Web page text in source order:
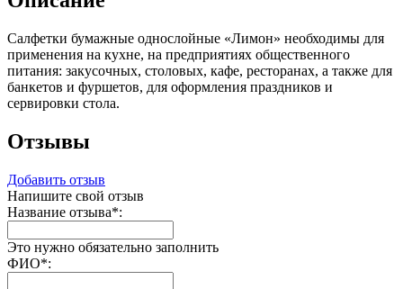
Салфетки бумажные однослойные «Лимон» необходимы для
применения на кухне, на предприятиях общественного
питания: закусочных, столовых, кафе, ресторанах, а также для
банкетов и фуршетов, для оформления праздников и
сервировки стола.
Отзывы
Добавить отзыв
Напишите свой отзыв
Название отзыва*:
Это нужно обязательно заполнить
ФИО*: